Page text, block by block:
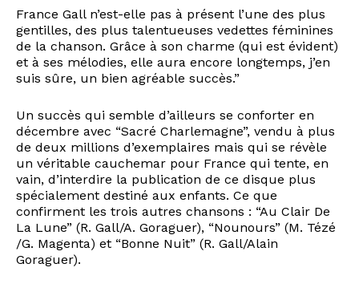
France Gall n’est-elle pas à présent l’une des plus
gentilles, des plus talentueuses vedettes féminines
de la chanson. Grâce à son charme (qui est évident)
et à ses mélodies, elle aura encore longtemps, j’en
suis sûre, un bien agréable succès.”
Un succès qui semble d’ailleurs se conforter en
décembre avec “Sacré Charlemagne”, vendu à plus
de deux millions d’exemplaires mais qui se révèle
un véritable cauchemar pour France qui tente, en
vain, d’interdire la publication de ce disque plus
spécialement destiné aux enfants. Ce que
confirment les trois autres chansons : “Au Clair De
La Lune” (R. Gall/A. Goraguer), “Nounours” (M. Tézé
/G. Magenta) et “Bonne Nuit” (R. Gall/Alain
Goraguer).